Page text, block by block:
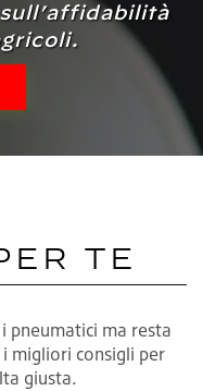
TE
pneumatici ma resta
migliori consigli per
giusta.